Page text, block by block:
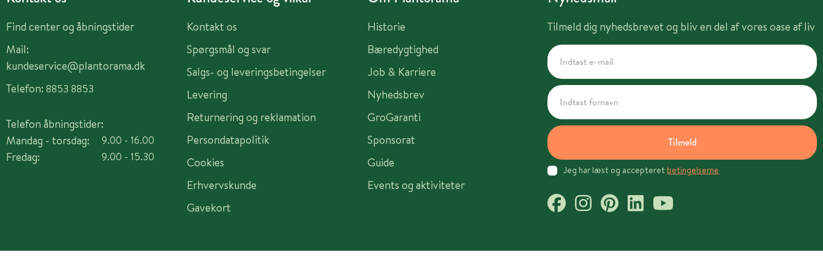
Find center og åbningstider
Mail:
kundeservice@plantorama.dk
Telefon: 8853 8853
Telefon åbningstider:
Mandag - torsdag:
Fredag:
9.00 - 16.00
9.00 - 15.30
Kontakt os
Spørgsmål og svar
Salgs- og leveringsbetingelser
Levering
Returnering og reklamation
Persondatapolitik
Cookies
Erhvervskunde
Gavekort
Historie
Bæredygtighed
Job & Karriere
Nyhedsbrev
GroGaranti
Sponsorat
Guide
Events og aktiviteter
Tilmeld dig nyhedsbrevet og bliv en del af vores oase af liv
Tilmeld
Jeg har læst og accepteret betingelserne